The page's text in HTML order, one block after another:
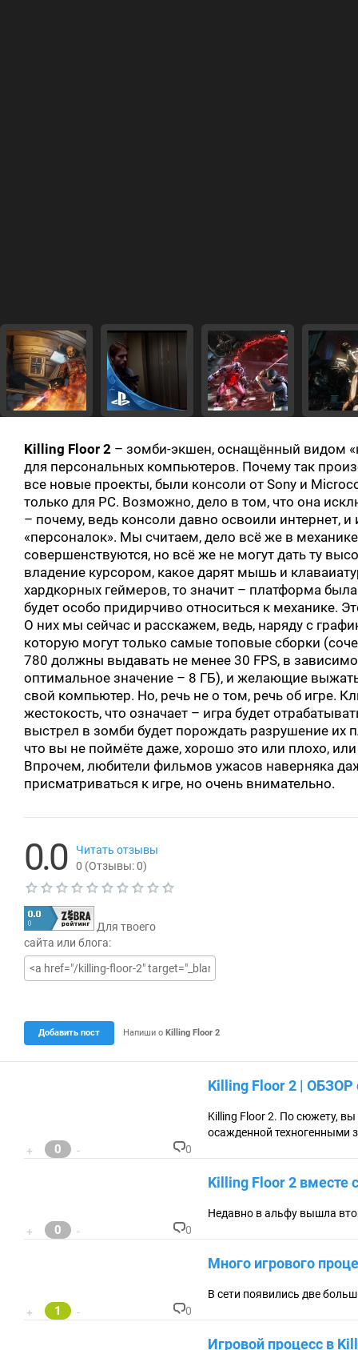
Killing Floor 2 – зомби-экшен, оснащённый видом
для персональных компьютеров. Почему так
все новые проекты, были консоли от Sony и
только для PC. Возможно, дело в том, что она
– почему, ведь консоли давно освоили интернет,
«персоналок». Мы считаем, дело всё же в
совершенствуются, но всё же не могут дать ту
владение курсором, какое дарят мышь и
хардкорных геймеров, то значит – платформа
будет особо придирчиво относиться к механике.
О них мы сейчас и расскажем, ведь, наряду с
которую могут только самые топовые сборки
780 должны выдавать не менее 30 FPS, в
оптимальное значение – 8 ГБ), и желающие
свой компьютер. Но, речь не о том, речь об игре.
жестокость, что означает – игра будет
выстрел в зомби будет порождать разрушение их
что вы не поймёте даже, хорошо это или плохо,
Впрочем, любители фильмов ужасов наверняка
присматриваться к игре, но очень внимательно.
0.0
Читать отзывы
0 (Отзывы:0)
е
к
у
щ
а
я
к
Для твоего
сайта или блога:
Добавить пост Напиши о Killing Floor 2
Killing Floor 2 | ОБЗОР
Killing Floor 2. По сюжету,
осажденной техногенными
+
0 -
К
та
ри
0
Killing Floor 2 вместе
Недавно в альфу вышла
+
0 -
К
та
ри
0
Много игрового
В сети появились две
+
1 -
К
0
Игровой процесс в